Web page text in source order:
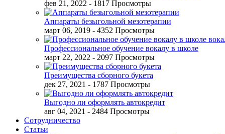
фев 21, 2022 - 1817 Просмотры
Аппараты безыгольной мезотерапии
март 06, 2019 - 4352 Просмотры
Профессиональное обучение вокалу в школе
март 22, 2022 - 2097 Просмотры
Преимущества сборного букета
дек 27, 2021 - 1787 Просмотры
Выгодно ли оформлять автокредит
авг 04, 2021 - 2484 Просмотры
Сотрудничество
Статьи